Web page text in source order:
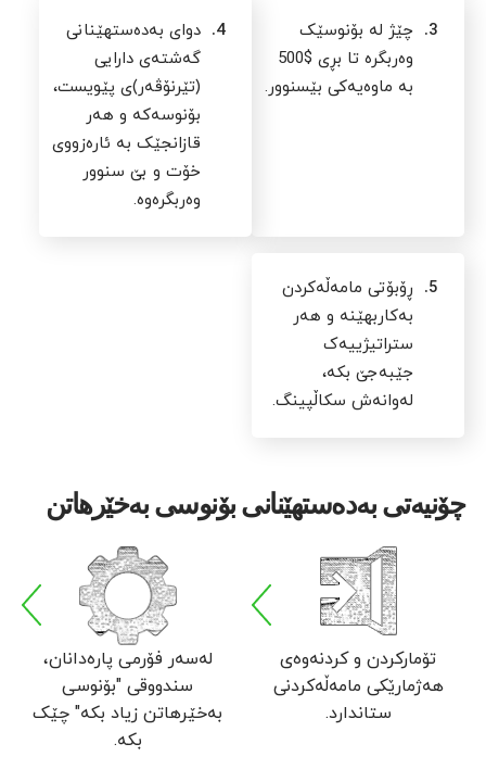
3.
چێژ لە بۆنوسێک
وەربگرە تا بڕی $500
بە ماوەیەکی بێسنوور.
4.
دوای بەدەستهێنانی
گەشتەی دارایی
(تێرنۆڤەر)ی پێویست،
بۆنوسەکە و هەر
قازانجێک بە ئارەزووی
خۆت و بێ سنوور
وەربگرەوە.
5.
ڕۆبۆتی مامەڵەکردن
بەکاربهێنە و هەر
ستراتیژییەک
جێبەجێ بکە،
لەوانەش سکاڵپینگ.
چۆنیەتی بەدەستهێنانی بۆنوسی بەخێرهاتن
تۆمارکردن و کردنەوەی
هەژمارێکی مامەڵەکردنی
ستاندارد.
لەسەر فۆرمی پارەدانان،
سندووقی "بۆنوسی
بەخێرهاتن زیاد بکە" چێک
بکە.